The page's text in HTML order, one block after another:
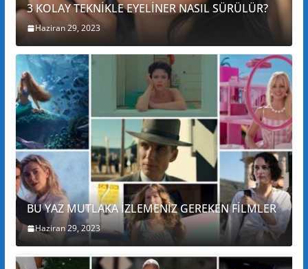
3 KOLAY TEKNİKLE EYELİNER NASIL SÜRÜLÜR?
Haziran 29, 2023
BU YAZ MUTLAKA İZLEMENİZ GEREKEN FİLMLER
Haziran 29, 2023